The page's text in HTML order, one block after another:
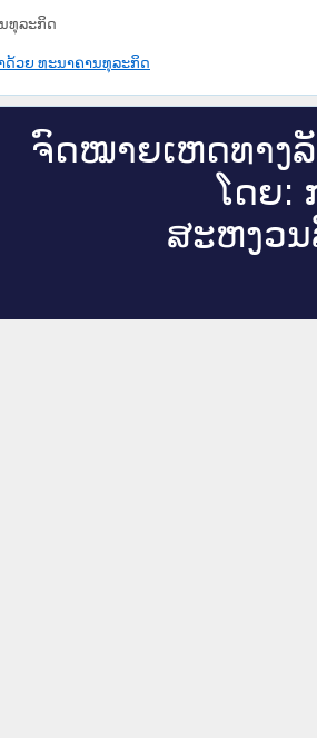
ທຸລະກິດ
ວຍ ທະນາຄານທຸລະກິດ
ຈົດ​ໝາຍ​ເຫດ​ທາງ​
ໂດຍ:
ສະ​ຫງວນ​